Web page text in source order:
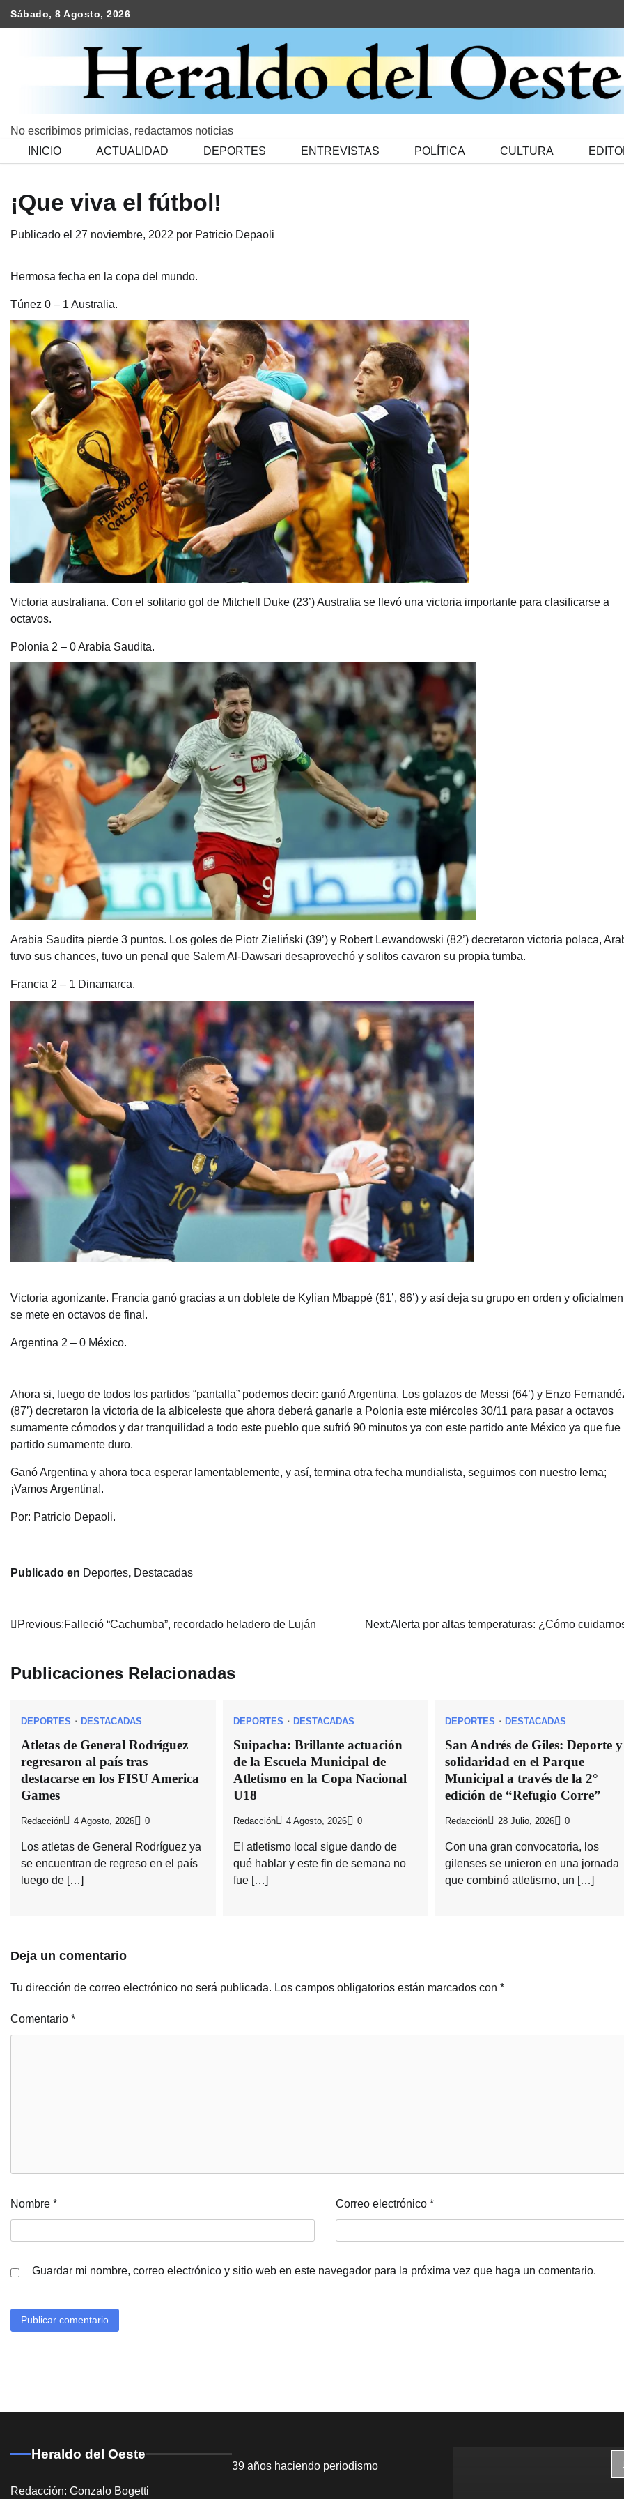
Skip
Sábado, 8 Agosto, 2026
No escribimos primicias, redactamos noticias
INICIO
ACTUALIDAD DEPORTES ENTREVISTAS POLÍTICA CULTURA
¡Que viva el fútbol!
Publicado el 27 noviembre, 2022 por Patricio Depaoli
Hermosa fecha en la copa del mundo.
Túnez 0 – 1 Australia.
Victoria australiana. Con el solitario gol de Mitchell Duke (23’) Australia se llevó una victoria importante para clasificarse a
octavos.
Polonia 2 – 0 Arabia Saudita.
Arabia Saudita pierde 3 puntos. Los goles de Piotr Zieliński (39’) y Robert Lewandowski (82’) decretaron victoria polaca,
tuvo sus chances, tuvo un penal que Salem Al-Dawsari desaprovechó y solitos cavaron su propia tumba.
Francia 2 – 1 Dinamarca.
Victoria agonizante. Francia ganó gracias a un doblete de Kylian Mbappé (61’, 86’) y así deja su grupo en orden y
se mete en octavos de final.
Argentina 2 – 0 México.
Ahora si, luego de todos los partidos “pantalla” podemos decir: ganó Argentina. Los golazos de Messi (64’) y Enzo
(87’) decretaron la victoria de la albiceleste que ahora deberá ganarle a Polonia este miércoles 30/11 para pasar a octavos
sumamente cómodos y dar tranquilidad a todo este pueblo que sufrió 90 minutos ya con este partido ante México ya que fue
partido sumamente duro.
Ganó Argentina y ahora toca esperar lamentablemente, y así, termina otra fecha mundialista, seguimos con nuestro lema;
¡Vamos Argentina!.
Por: Patricio Depaoli.
Publicado en Deportes, Destacadas
Navegación
entradas
Previous:Falleció “Cachumba”, recordado heladero de Luján Next:Alerta por altas temperaturas: ¿Cómo
Publicaciones Relacionadas
DEPORTES DESTACADAS
Atletas de General Rodríguez
regresaron al país tras
destacarse en los FISU America
Games
Redacción 4 Agosto, 2026 0
Los atletas de General Rodríguez ya
se encuentran de regreso en el país
luego de […]
DEPORTES DESTACADAS
Suipacha: Brillante actuación
de la Escuela Municipal de
Atletismo en la Copa Nacional
U18
Redacción 4 Agosto, 2026 0
El atletismo local sigue dando de
qué hablar y este fin de semana no
fue […]
DEPORTES DESTACADAS
San Andrés de Giles: Deporte y
solidaridad en el Parque
Municipal a través de la 2°
edición de “Refugio Corre”
Redacción 28 Julio, 2026 0
Con una gran convocatoria, los
gilenses se unieron en una jornada
que combinó atletismo, un […]
Deja un comentario
Tu dirección de correo electrónico no será publicada. Los campos obligatorios están marcados con *
Comentario *
Nombre * Correo electrónico *
Guardar mi nombre, correo electrónico y sitio web en este navegador para la próxima vez que haga un comentario.
Heraldo del Oeste
Redacción: Gonzalo Bogetti
39 años haciendo periodismo